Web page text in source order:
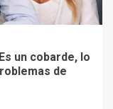
un cobarde, lo
de